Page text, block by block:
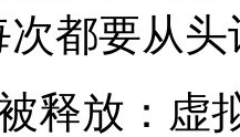
次都要从
释放：